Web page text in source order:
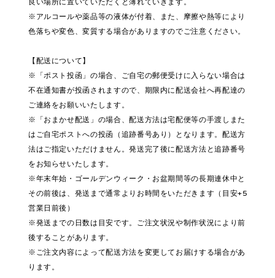
※アルコールや薬品等の液体が付着、また、摩擦や熱等により
色落ちや変色、変質する場合がありますのでご注意ください。
【配送について】
※「ポスト投函」の場合、ご自宅の郵便受けに入らない場合は
不在通知書が投函されますので、期限内に配送会社へ再配達の
ご連絡をお願いいたします。
※「おまかせ配送」の場合、配送方法は宅配便等の手渡しまた
はご自宅ポストへの投函（追跡番号あり）となります。配送方
法はご指定いただけません。発送完了後に配送方法と追跡番号
をお知らせいたします。
※年末年始・ゴールデンウィーク・お盆期間等の長期連休中と
その前後は、発送まで通常よりお時間をいただきます（目安+5
営業日前後）
※発送までの日数は目安です。ご注文状況や制作状況により前
後することがあります。
※ご注文内容によって配送方法を変更してお届けする場合があ
ります。